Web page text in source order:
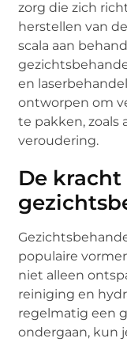
zorg die zich
herstellen van
scala aan
en
ontworpen om
te pakken, zoals
veroudering.
De kracht
populaire
niet alleen
reiniging en
regelmatig een
ondergaan, kun